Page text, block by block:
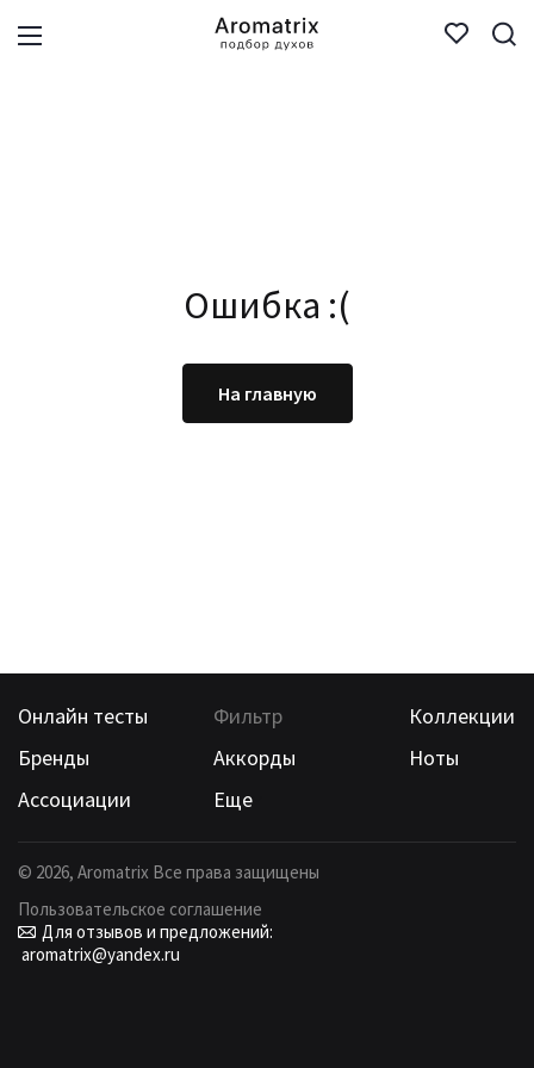
Ошибка :(
На главную
Онлайн тесты Фильтр
Коллекции
Бренды
Аккорды
Ноты
Ассоциации
Еще
© 2026, Aromatrix Все права защищены
Пользовательское соглашение
Для отзывов и предложений:
aromatrix@yandex.ru